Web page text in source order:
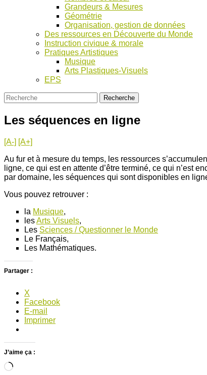
Grandeurs & Mesures
Géométrie
Organisation, gestion de données
Des ressources en Découverte du Monde
Instruction civique & morale
Pratiques Artistiques
Musique
Arts Plastiques-Visuels
EPS
Les séquences en ligne
[A-] [A+]
Au fur et à mesure du temps, les ressources
ligne, ce qui est en attente d’être terminé, ce qui n’est
par domaine, les séquences qui sont disponibles en
Vous pouvez retrouver :
la Musique,
lesArts Visuels,
Les Sciences / Questionner le Monde
Le Français,
Les Mathématiques.
Partager :
X
Facebook
E-mail
Imprimer
J’aime ça :
Chargement…